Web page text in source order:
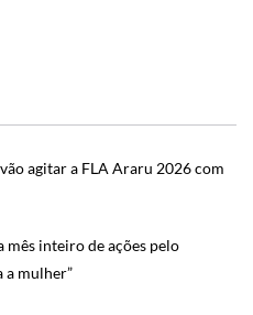
agitar a FLA Araru 2026 com
mês inteiro de ações pelo
mulher”